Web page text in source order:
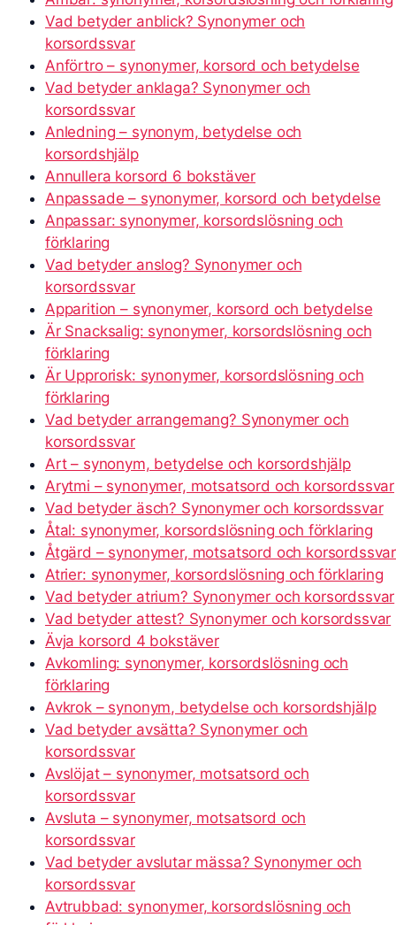
Vad betyder anblick? Synonymer och
korsordssvar
Anförtro – synonymer, korsord och betydelse
Vad betyder anklaga? Synonymer och
korsordssvar
Anledning – synonym, betydelse och
korsordshjälp
Annullera korsord 6 bokstäver
Anpassade – synonymer, korsord och betydelse
Anpassar: synonymer, korsordslösning och
förklaring
Vad betyder anslog? Synonymer och
korsordssvar
Apparition – synonymer, korsord och betydelse
Är Snacksalig: synonymer, korsordslösning och
förklaring
Är Upprorisk: synonymer, korsordslösning och
förklaring
Vad betyder arrangemang? Synonymer och
korsordssvar
Art – synonym, betydelse och korsordshjälp
Arytmi – synonymer, motsatsord och korsordssvar
Vad betyder äsch? Synonymer och korsordssvar
Åtal: synonymer, korsordslösning och förklaring
Åtgärd – synonymer, motsatsord och korsordssvar
Atrier: synonymer, korsordslösning och förklaring
Vad betyder atrium? Synonymer och korsordssvar
Vad betyder attest? Synonymer och korsordssvar
Ävja korsord 4 bokstäver
Avkomling: synonymer, korsordslösning och
förklaring
Avkrok – synonym, betydelse och korsordshjälp
Vad betyder avsätta? Synonymer och
korsordssvar
Avslöjat – synonymer, motsatsord och
korsordssvar
Avsluta – synonymer, motsatsord och
korsordssvar
Vad betyder avslutar mässa? Synonymer och
korsordssvar
Avtrubbad: synonymer, korsordslösning och